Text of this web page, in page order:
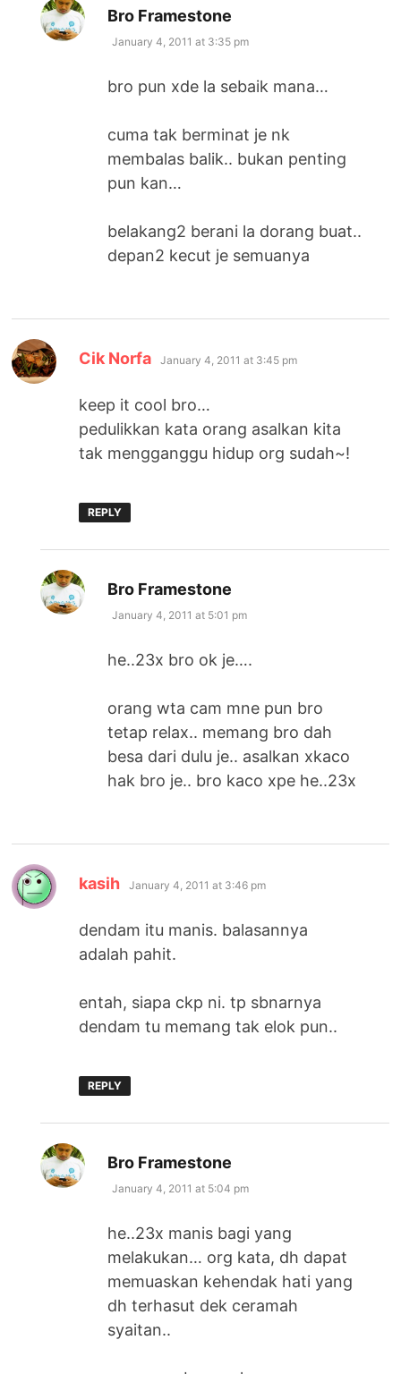
Bro Framestone
January 4, 2011 at 3:35 pm
bro pun xde la sebaik mana…
cuma tak berminat je nk
membalas balik.. bukan penting
pun kan…
belakang2 berani la dorang buat..
depan2 kecut je semuanya
Cik Norfa says:
January 4, 2011 at 3:45 pm
keep it cool bro…
pedulikkan kata orang asalkan kita
tak mengganggu hidup org sudah~!
REPLY
Bro Framestone
January 4, 2011 at 5:01 pm
he..23x bro ok je….
orang wta cam mne pun bro
tetap relax.. memang bro dah
besa dari dulu je.. asalkan xkaco
hak bro je.. bro kaco xpe he..23x
kasih says:
January 4, 2011 at 3:46 pm
dendam itu manis. balasannya
adalah pahit.
entah, siapa ckp ni. tp sbnarnya
dendam tu memang tak elok pun..
REPLY
Bro Framestone
January 4, 2011 at 5:04 pm
he..23x manis bagi yang
melakukan… org kata, dh dapat
memuaskan kehendak hati yang
dh terhasut dek ceramah
syaitan..